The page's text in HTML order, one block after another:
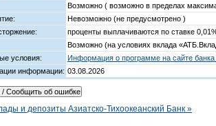
Возможно ( возможно в пределах
Невозможно (не предусмотрено )
проценты выплачиваются по ставке
Возможно (на условиях вклада
условия:
Информация о программе на сайте банка
информации: 03.08.2026
и депозиты Азиатско-Тихоокеанский Банк »